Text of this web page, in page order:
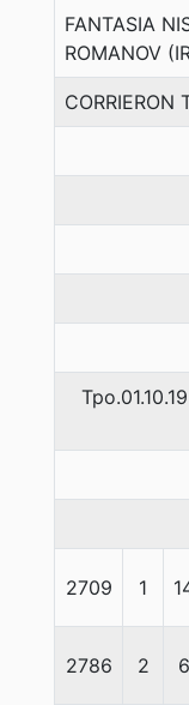
FANTASIA
ROMANOV
CORRIERON
2709 1
2786 2 6